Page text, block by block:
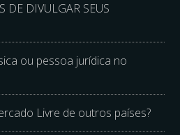
DE DIVULGAR SEUS
ou pessoa jurídica no
Livre de outros países?